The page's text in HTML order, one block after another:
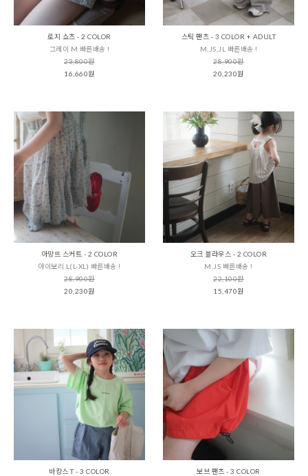
로지 쇼츠 - 2 COLOR
그레이 M 빠른배송 !
23,800원
16,660원
스틱 팬츠 - 3 COLOR + ADULT
M,JS,JL 빠른배송 !
28,900원
20,230원
아망뜨 스커트 - 2 COLOR
아이보리 L(L-XL) 빠른배송 !
28,900원
20,230원
오크 블라우스 - 2 COLOR
M,JS 빠른배송 !
22,100원
15,470원
바캉스 T - 3 COLOR
보브 팬츠 - 3 COLOR